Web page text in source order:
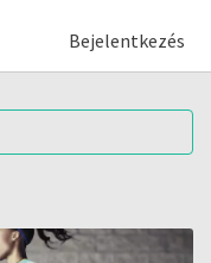
Bejelentkezés